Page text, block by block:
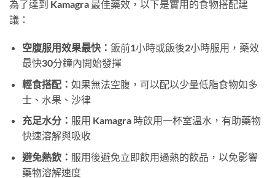
為了達到 Kamagra 最佳藥效，以下是實用的食物搭配建
議：
空腹服用效果最快： 飯前1小時或飯後2小時服用，藥效
最快30分鐘內開始發揮
輕食搭配： 如果無法空腹，可以配以少量低脂食物如多
士、水果、沙律
充足水分： 服用 Kamagra 時飲用一杯室溫水，有助藥物
快速溶解與吸收
避免熱飲： 服用後避免立即飲用過熱的飲品，以免影響
藥物溶解速度